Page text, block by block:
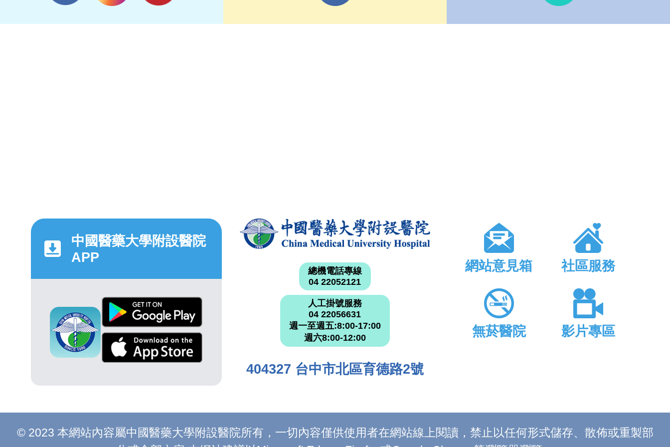
中國醫藥大學附設醫院
APP
總機電話專線
04 22052121
人工掛號服務
04 22056631
週一至週五:8:00-17:00
週六8:00-12:00
404327 台中市北區育德路2號
網站意見箱 社區服務
無菸醫院 影片專區
© 2023 本網站內容屬中國醫藥大學附設醫院所有，一切內容僅供使用者在網站線上閱讀，禁止以任何形式儲存、散佈或重製部